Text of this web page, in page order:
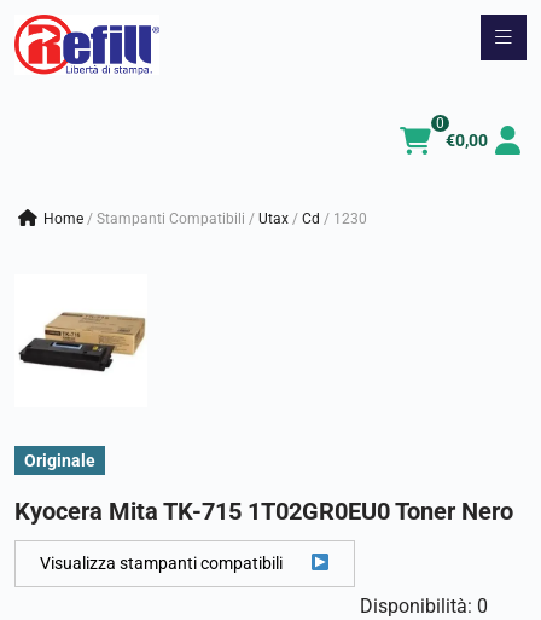
Vai
€0,00
0
Home / Stampanti Compatibili / utax / cd / 1230
Originale
Kyocera Mita TK-715 1T02GR0EU0 Toner Nero
Visualizza stampanti compatibili
Disponibilità: 0